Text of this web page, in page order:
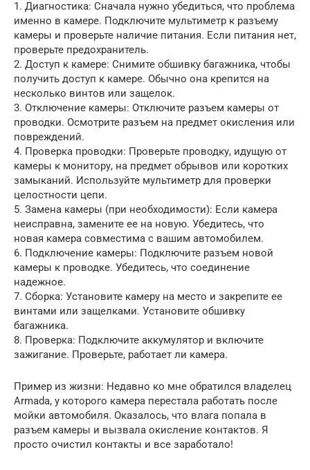
1. Диагностика: Сначала нужно убедиться, что проблема
именно в камере. Подключите мультиметр к разъему
камеры и проверьте наличие питания. Если питания нет,
проверьте предохранитель.
2. Доступ к камере: Снимите обшивку багажника, чтобы
получить доступ к камере. Обычно она крепится на
несколько винтов или защелок.
3. Отключение камеры: Отключите разъем камеры от
проводки. Осмотрите разъем на предмет окисления или
повреждений.
4. Проверка проводки: Проверьте проводку, идущую от
камеры к монитору, на предмет обрывов или коротких
замыканий. Используйте мультиметр для проверки
целостности цепи.
5. Замена камеры (при необходимости): Если камера
неисправна, замените ее на новую. Убедитесь, что
новая камера совместима с вашим автомобилем.
6. Подключение камеры: Подключите разъем новой
камеры к проводке. Убедитесь, что соединение
надежное.
7. Сборка: Установите камеру на место и закрепите ее
винтами или защелками. Установите обшивку
багажника.
8. Проверка: Подключите аккумулятор и включите
зажигание. Проверьте, работает ли камера.
Пример из жизни: Недавно ко мне обратился владелец
Armada, у которого камера перестала работать после
мойки автомобиля. Оказалось, что влага попала в
разъем камеры и вызвала окисление контактов. Я
просто очистил контакты и все заработало!